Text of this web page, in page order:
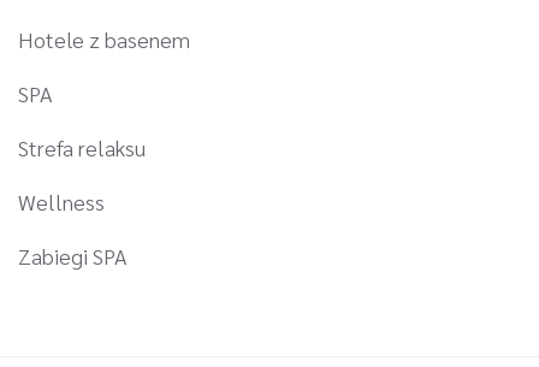
Hotele z basenem
SPA
Strefa relaksu
Wellness
Zabiegi SPA